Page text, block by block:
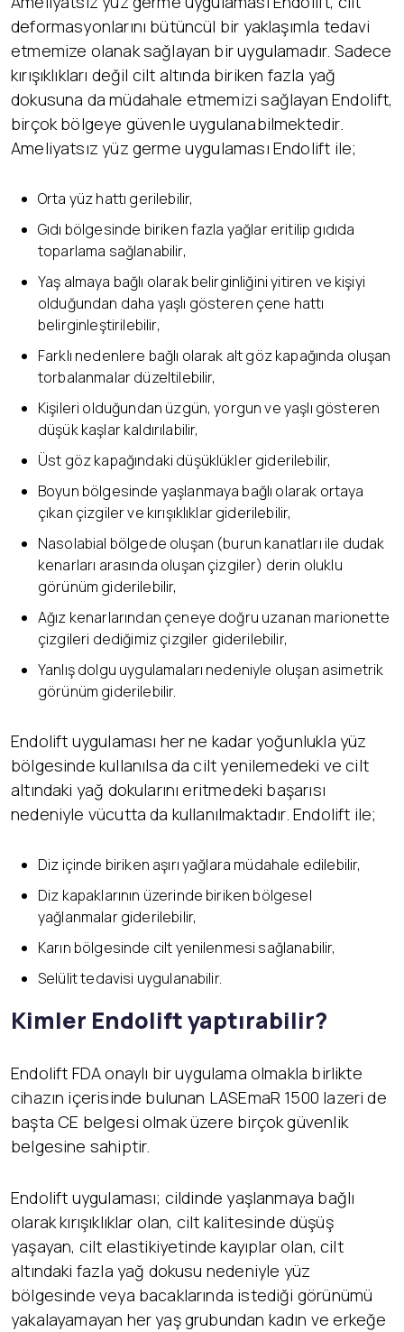
deformasyonlarını bütüncül bir yaklaşımla tedavi
etmemize olanak sağlayan bir uygulamadır. Sadece
kırışıklıkları değil cilt altında biriken fazla yağ
dokusuna da müdahale etmemizi sağlayan Endolift,
birçok bölgeye güvenle uygulanabilmektedir.
Ameliyatsız yüz germe uygulaması Endolift ile;
Orta yüz hattı gerilebilir,
Gıdı bölgesinde biriken fazla yağlar eritilip gıdıda
toparlama sağlanabilir,
Yaş almaya bağlı olarak belirginliğini yitiren ve kişiyi
olduğundan daha yaşlı gösteren çene hattı
belirginleştirilebilir,
Farklı nedenlere bağlı olarak alt göz kapağında oluşan
torbalanmalar düzeltilebilir,
Kişileri olduğundan üzgün, yorgun ve yaşlı gösteren
düşük kaşlar kaldırılabilir,
Üst göz kapağındaki düşüklükler giderilebilir,
Boyun bölgesinde yaşlanmaya bağlı olarak ortaya
çıkan çizgiler ve kırışıklıklar giderilebilir,
Nasolabial bölgede oluşan (burun kanatları ile dudak
kenarları arasında oluşan çizgiler) derin oluklu
görünüm giderilebilir,
Ağız kenarlarından çeneye doğru uzanan marionette
çizgileri dediğimiz çizgiler giderilebilir,
Yanlış dolgu uygulamaları nedeniyle oluşan asimetrik
görünüm giderilebilir.
Endolift uygulaması her ne kadar yoğunlukla yüz
bölgesinde kullanılsa da cilt yenilemedeki ve cilt
altındaki yağ dokularını eritmedeki başarısı
nedeniyle vücutta da kullanılmaktadır. Endolift ile;
Diz içinde biriken aşırı yağlara müdahale edilebilir,
Diz kapaklarının üzerinde biriken bölgesel
yağlanmalar giderilebilir,
Karın bölgesinde cilt yenilenmesi sağlanabilir,
Selülit tedavisi uygulanabilir.
Kimler Endolift yaptırabilir?
Endolift FDA onaylı bir uygulama olmakla birlikte
cihazın içerisinde bulunan LASEmaR 1500 lazeri de
başta CE belgesi olmak üzere birçok güvenlik
belgesine sahiptir.
Endolift uygulaması; cildinde yaşlanmaya bağlı
olarak kırışıklıklar olan, cilt kalitesinde düşüş
yaşayan, cilt elastikiyetinde kayıplar olan, cilt
altındaki fazla yağ dokusu nedeniyle yüz
bölgesinde veya bacaklarında istediği görünümü
yakalayamayan her yaş grubundan kadın ve erkeğe